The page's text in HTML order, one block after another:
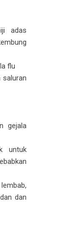
adas
flu
saluran
gejala
untuk
dan